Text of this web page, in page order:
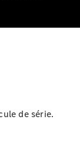
de série.